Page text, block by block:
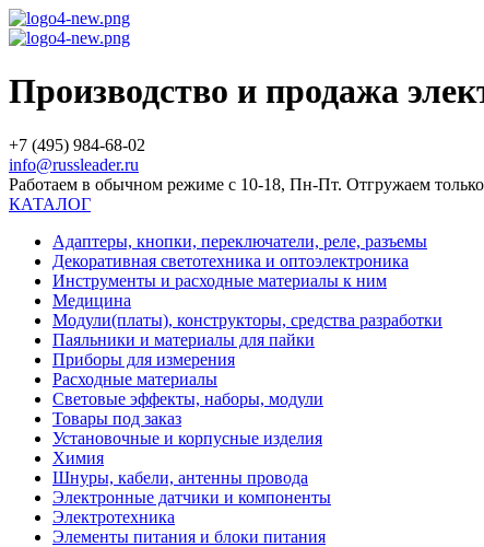
Производство и продажа
+7 (495) 984-68-02
info@russleader.ru
Работаем в обычном режиме с 10-18, Пн-Пт. Отгружаем
КАТАЛОГ
Адаптеры, кнопки, переключатели, реле, разъемы
Декоративная светотехника и оптоэлектроника
Инструменты и расходные материалы к ним
Медицина
Модули(платы), конструкторы, средства разработки
Паяльники и материалы для пайки
Приборы для измерения
Расходные материалы
Световые эффекты, наборы, модули
Товары под заказ
Установочные и корпусные изделия
Химия
Шнуры, кабели, антенны провода
Электронные датчики и компоненты
Электротехника
Элементы питания и блоки питания